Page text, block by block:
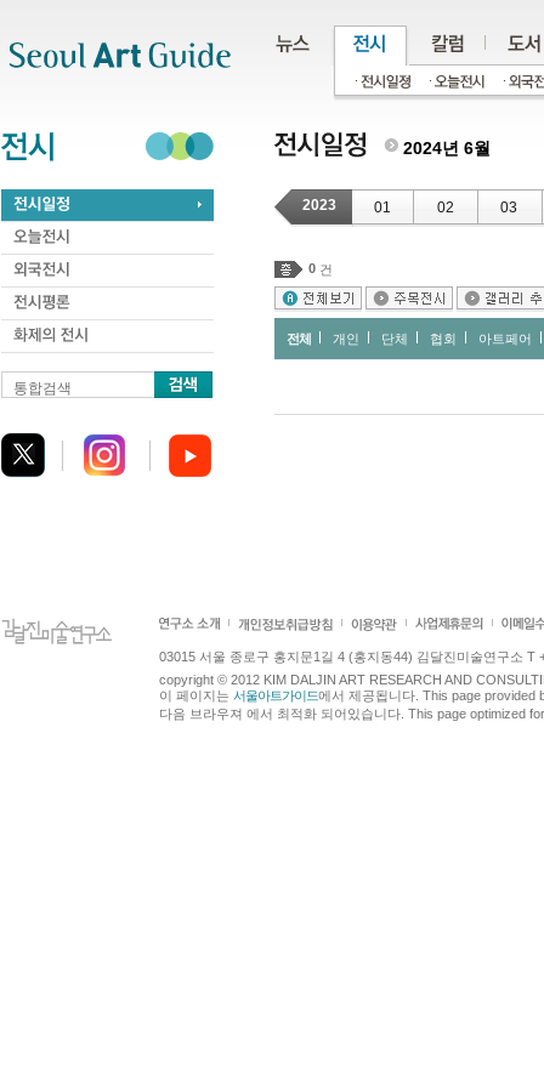
통합검색
2024년 6월
2023 01 02 03
0 건
전체 개인 단체 협회 아트페어
03015 서울 종로구 홍지문1길 4 (홍지동44) 김달진미술연구소 T
copyright © 2012 KIM DALJIN ART RESEARCH AND
이 페이지는 서울아트가이드에서 제공됩니다. This page provided
다음 브라우져 에서 최적화 되어있습니다. This page optimized